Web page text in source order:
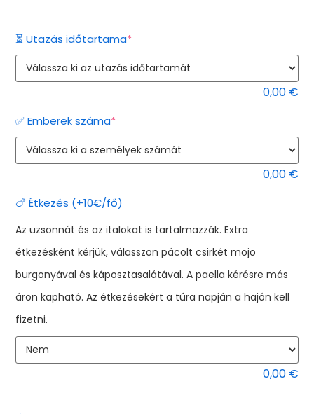
⏳ Utazás időtartama*
0,00 €
✅ Emberek száma*
0,00 €
🍗 Étkezés (+10€/fő)
Az uzsonnát és az italokat is tartalmazzák. Extra
étkezésként kérjük, válasszon pácolt csirkét mojo
burgonyával és káposztasalátával. A paella kérésre más
áron kapható. Az étkezésekért a túra napján a hajón kell
fizetni.
0,00 €
Alternatíva: